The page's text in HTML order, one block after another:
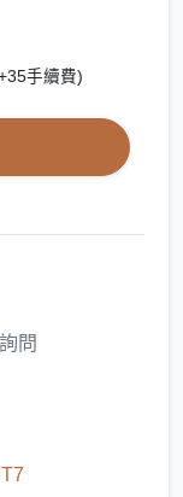
手續費)
問